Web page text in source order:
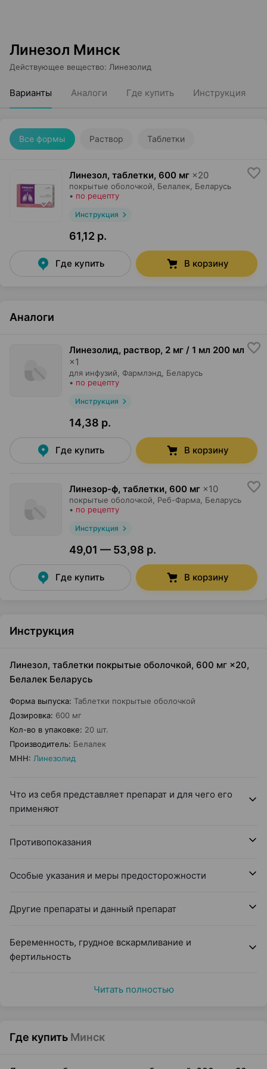
Линезол Минск
Действующее вещество: Линезолид
Варианты Аналоги Где купить Инструкция
Все формы Раствор Таблетки
Линезол, таблетки, 600 мг ×20
покрытые оболочкой, Белалек , Беларусь
• по рецепту
Инструкция
61,12 р.
Где купить В корзину
Аналоги
Линезолид, раствор, 2 мг / 1 мл 200 мл
×1
для инфузий, Фармлэнд , Беларусь
• по рецепту
Инструкция
14,38 р.
Где купить В корзину
Линезор-ф, таблетки, 600 мг ×10
покрытые оболочкой, Реб-Фарма , Беларусь
• по рецепту
Инструкция
49,01 — 53,98 р.
Где купить В корзину
Инструкция
Линезол, таблетки покрытые оболочкой, 600 мг ×20,
Белалек Беларусь
Форма выпуска: Таблетки покрытые оболочкой
Дозировка: 600 мг
Кол-во в упаковке: 20 шт.
Производитель: Белалек
МНН: Линезолид
Что из себя представляет препарат и для чего его
применяют
Противопоказания
Особые указания и меры предосторожности
Другие препараты и данный препарат
Беременность, грудное вскармливание и
фертильность
Читать полностью
Где купить Минск